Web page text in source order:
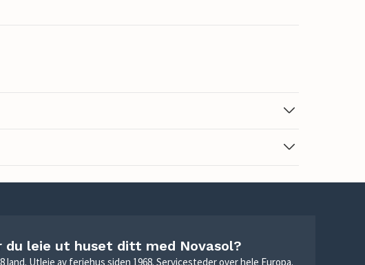
du leie ut huset ditt med Novasol?
land. Utleie av feriehus siden 1968. Servicesteder over hele Europa.